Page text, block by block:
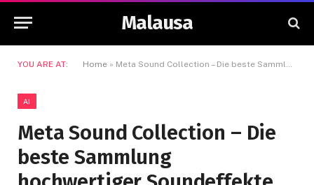
Malausa
YOU ARE AT: Home » Meta Sound Collection – Die beste Sammlung hochwertiger Soundeffekte
AI
Meta Sound Collection – Die
beste Sammlung